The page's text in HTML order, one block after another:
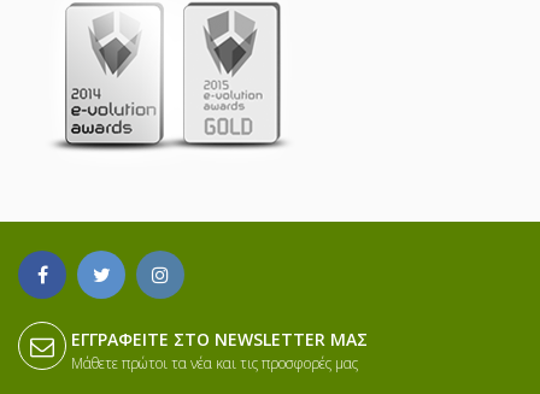
ΕΓΓΡΑΦΕΊΤΕ ΣΤΟ NEWSLETTER ΜΑΣ
Μάθετε πρώτοι τα νέα και τις προσφορές μας